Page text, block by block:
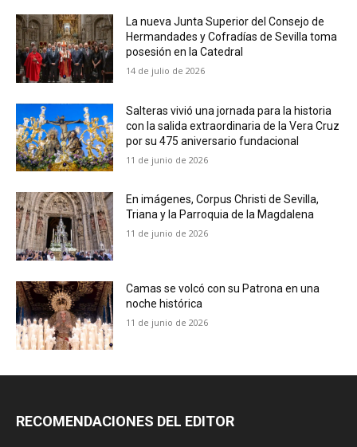
La nueva Junta Superior del Consejo de
Hermandades y Cofradías de Sevilla toma
posesión en la Catedral
14 de julio de 2026
Salteras vivió una jornada para la historia
con la salida extraordinaria de la Vera Cruz
por su 475 aniversario fundacional
11 de junio de 2026
En imágenes, Corpus Christi de Sevilla,
Triana y la Parroquia de la Magdalena
11 de junio de 2026
Camas se volcó con su Patrona en una
noche histórica
11 de junio de 2026
RECOMENDACIONES DEL EDITOR